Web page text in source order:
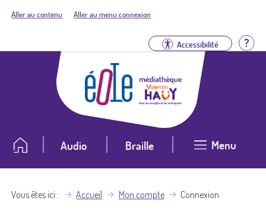
Aller au contenu Aller au menu connexion
Accessibilité
Audio Braille Menu
Vous êtes ici Accueil Mon compte Connexion